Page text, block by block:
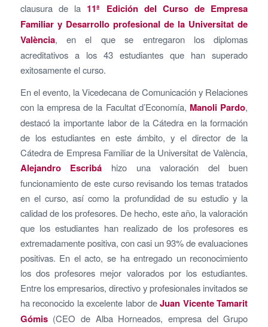
clausura de la 11ª Edición del Curso de Empresa
Familiar y Desarrollo profesional de la Universitat de
València, en el que se entregaron los diplomas
acreditativos a los 43 estudiantes que han superado
exitosamente el curso.
En el evento, la Vicedecana de Comunicación y Relaciones
con la empresa de la Facultat d’Economía, Manoli Pardo,
destacó la importante labor de la Cátedra en la formación
de los estudiantes en este ámbito, y el director de la
Cátedra de Empresa Familiar de la Universitat de València,
Alejandro Escribá hizo una valoración del buen
funcionamiento de este curso revisando los temas tratados
en el curso, así como la profundidad de su estudio y la
calidad de los profesores. De hecho, este año, la valoración
que los estudiantes han realizado de los profesores es
extremadamente positiva, con casi un 93% de evaluaciones
positivas. En el acto, se ha entregado un reconocimiento
los dos profesores mejor valorados por los estudiantes.
Entre los empresarios, directivo y profesionales invitados se
ha reconocido la excelente labor deJuan Vicente Tamarit
Gómis(CEO de Alba Horneados, empresa del Grupo